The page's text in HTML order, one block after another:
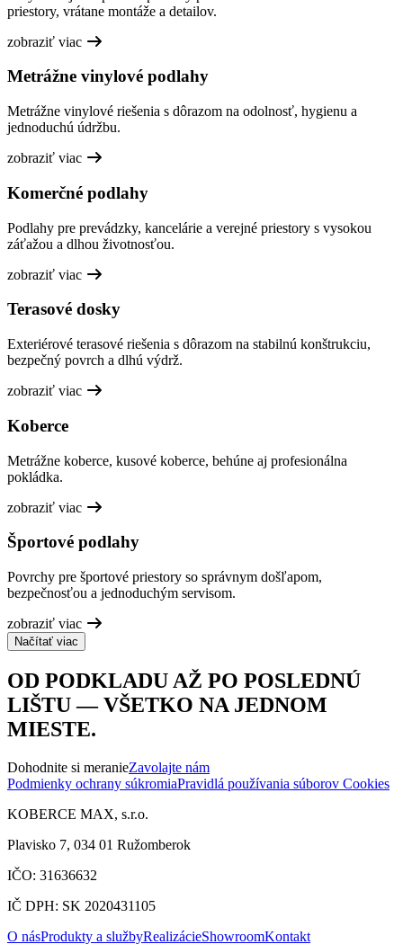
priestory, vrátane montáže a detailov.
zobraziť viac
Metrážne vinylové podlahy
Metrážne vinylové riešenia s dôrazom na odolnosť, hygienu a
jednoduchú údržbu.
zobraziť viac
Komerčné podlahy
Podlahy pre prevádzky, kancelárie a verejné priestory s vysokou
záťažou a dlhou životnosťou.
zobraziť viac
Terasové dosky
Exteriérové terasové riešenia s dôrazom na stabilnú konštrukciu,
bezpečný povrch a dlhú výdrž.
zobraziť viac
Koberce
Metrážne koberce, kusové koberce, behúne aj profesionálna
pokládka.
zobraziť viac
Športové podlahy
Povrchy pre športové priestory so správnym došľapom,
bezpečnosťou a jednoduchým servisom.
zobraziť viac
Načítať viac
OD PODKLADU AŽ PO POSLEDNÚ
LIŠTU — VŠETKO NA JEDNOM
MIESTE.
Dohodnite si meranieZavolajte nám
Podmienky ochrany súkromiaPravidlá používania súborov Cookies
KOBERCE MAX, s.r.o.
Plavisko 7, 034 01 Ružomberok
IČO: 31636632
IČ DPH: SK 2020431105
O násProdukty a službyRealizácieShowroomKontakt